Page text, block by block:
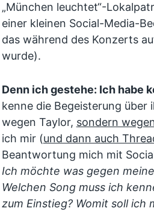
„München leuchtet“-
einer kleinen Social-Media-
das während des Konzerts
wurde).
Denn ich gestehe: Ich habe
kenne die Begeisterung über
wegen Taylor, sondern
ich mir (und dann auch
Beantwortung mich mit
Ich möchte was gegen
Welchen Song muss ich
zum Einstieg? Womit soll ich